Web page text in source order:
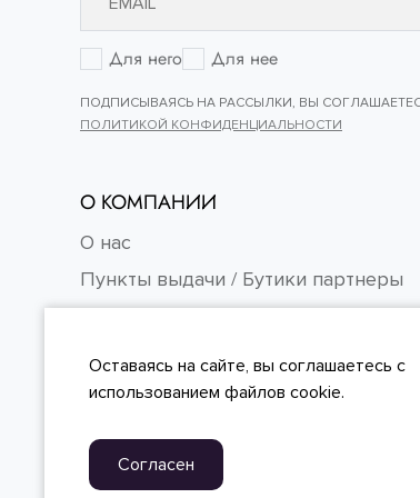
Для него Для нее
ПОДПИСЫВАЯСЬ НА РАССЫЛКИ, ВЫ
ПОЛИТИКОЙ КОНФИДЕНЦИАЛЬНОСТИ
О КОМПАНИИ
О нас
Пункты выдачи / Бутики партнеры
Контакты
FAQ
Оставаясь на сайте, вы соглашаетесь с
использованием файлов cookie.
Согласен